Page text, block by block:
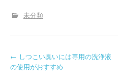
未分類
P
← しつこい臭いには専用の洗浄液
の使用がおすすめ